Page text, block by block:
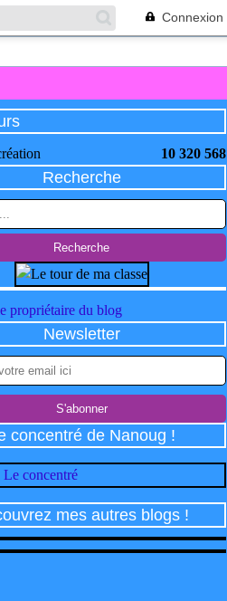
Connexion
10 320 568
Recherche
propriétaire du blog
Newsletter
concentré de Nanoug !
mes autres blogs !